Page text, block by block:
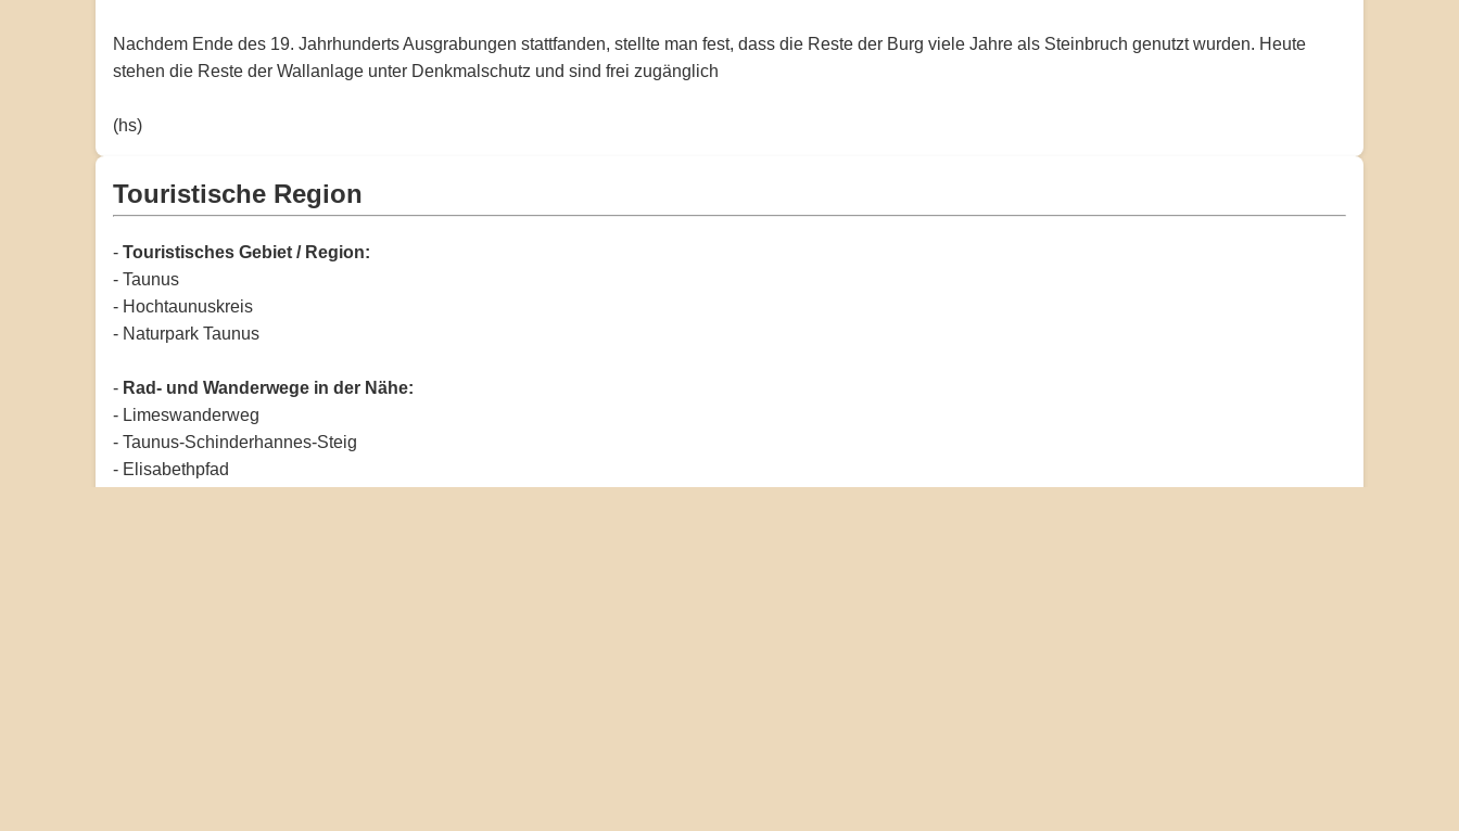
Nachdem Ende des 19. Jahrhunderts Ausgrabungen stattfanden, stellte man fest, dass die Reste der Burg viele Jahre als Steinbruch genutzt wurden. Heute
stehen die Reste der Wallanlage unter Denkmalschutz und sind frei zugänglich
(hs)
Touristische Region
- Touristisches Gebiet / Region:
- Taunus
- Hochtaunuskreis
- Naturpark Taunus
- Rad- und Wanderwege in der Nähe:
- Limeswanderweg
- Taunus-Schinderhannes-Steig
- Elisabethpfad